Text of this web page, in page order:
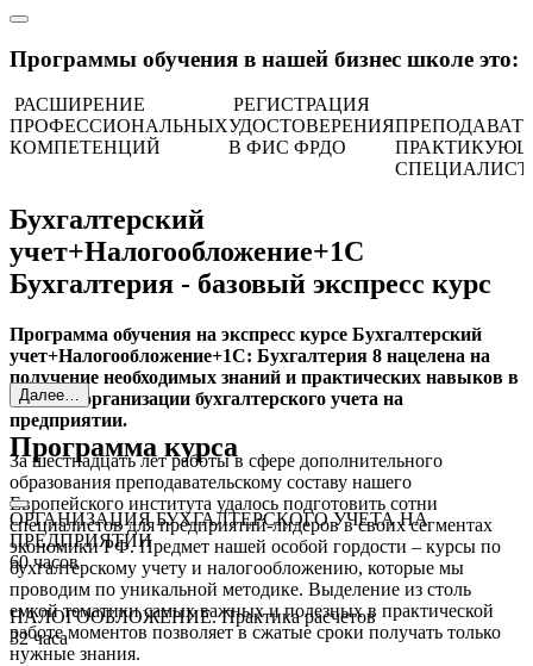
Программы обучения в нашей бизнес школе это:
РАСШИРЕНИЕ
ПРОФЕССИОНАЛЬНЫХ
КОМПЕТЕНЦИЙ
РЕГИСТРАЦИЯ
УДОСТОВЕРЕНИЯ
В ФИС ФРДО
Бухгалтерский
учет+Налогообложение+1С
Бухгалтерия - базовый экспресс курс
Программа обучения на экспресс курсе Бухгалтерский
учет+Налогообложение+1С: Бухгалтерия 8 нацелена на
получение необходимых знаний и практических навыков в
области организации бухгалтерского учета на
предприятии.
За шестнадцать лет работы в сфере дополнительного
образования преподавательскому составу нашего
Европейского института удалось подготовить сотни
специалистов для предприятий-лидеров в своих сегментах
экономики РФ. Предмет нашей особой гордости – курсы по
бухгалтерскому учету и налогообложению, которые мы
проводим по уникальной методике. Выделение из столь
емкой тематики самых важных и полезных в практической
работе моментов позволяет в сжатые сроки получать только
нужные знания.
Далее…
Программа курса
ОРГАНИЗАЦИЯ БУХГАЛТЕРСКОГО УЧЕТА НА
ПРЕДПРИЯТИИ
60 часов
НАЛОГООБЛОЖЕНИЕ. Практика расчетов
32 часа